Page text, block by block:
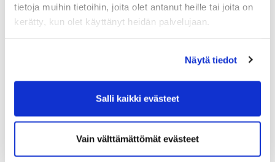
tietoja muihin tietoihin, joita olet antanut heille tai joita on
kerätty, kun olet käyttänyt heidän palvelujaan.
Näytä tiedot
Salli kaikki evästeet
Vain välttämättömät evästeet